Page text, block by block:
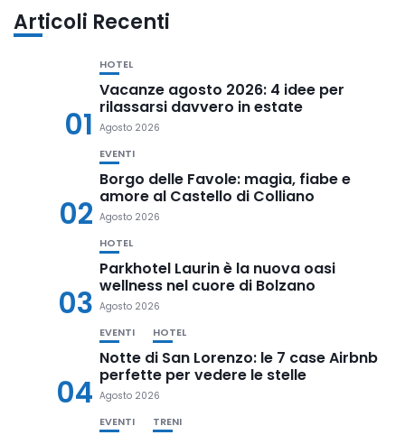
Articoli Recenti
01
HOTEL
Vacanze agosto 2026: 4 idee per
rilassarsi davvero in estate
Agosto 2026
02
EVENTI
Borgo delle Favole: magia, fiabe e
amore al Castello di Colliano
Agosto 2026
03
HOTEL
Parkhotel Laurin è la nuova oasi
wellness nel cuore di Bolzano
Agosto 2026
04
EVENTI HOTEL
Notte di San Lorenzo: le 7 case Airbnb
perfette per vedere le stelle
Agosto 2026
EVENTI TRENI